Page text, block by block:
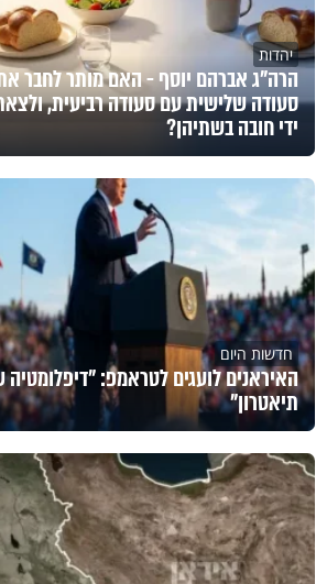
יהדות
הרה"ג אברהם יוסף - האם מותר לחבר
סעודה שלישית עם סעודה רביעית,
ידי חובה בשתיהן?
חדשות היום
האיראנים לועגים לטראמפ:
תיאטרון"